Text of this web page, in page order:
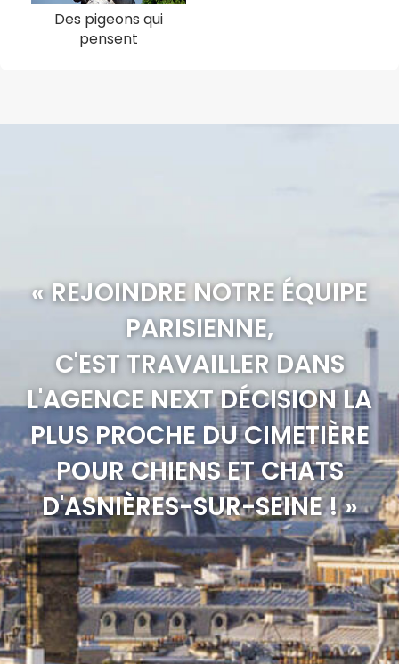
Des pigeons qui
pensent
« REJOINDRE NOTRE ÉQUIPE
PARISIENNE,
C'EST TRAVAILLER DANS
L'AGENCE NEXT DÉCISION LA
PLUS PROCHE DU CIMETIÈRE
POUR CHIENS ET CHATS
D'ASNIÈRES-SUR-SEINE ! »